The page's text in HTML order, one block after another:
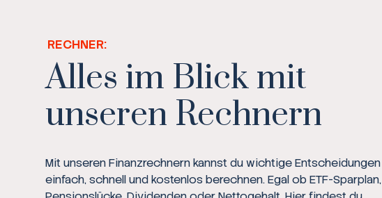
RECHNER:
Alles im Blick mit
unseren Rechnern
Mit unseren Finanzrechnern kannst du wichtige Entscheidungen
einfach, schnell und kostenlos berechnen. Egal ob ETF-Sparplan,